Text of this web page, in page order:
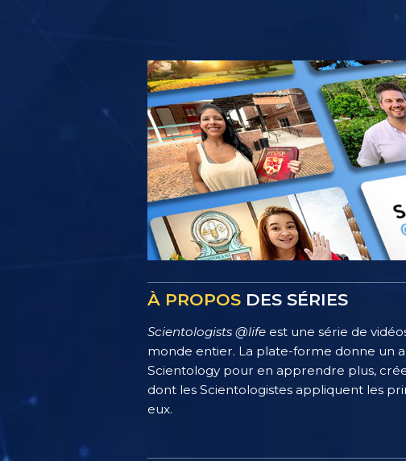
À PROPOS DES SÉRIES
Scientologists @life est une série de
monde entier. La plate-forme donne un
Scientology pour en apprendre plus,
dont les Scientologistes appliquent les
eux.